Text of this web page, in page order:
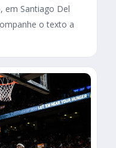
em Santiago Del
o texto a